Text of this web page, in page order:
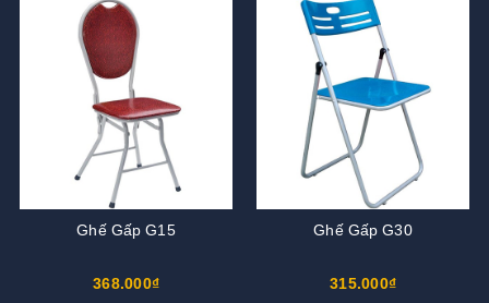
Ghế Gấp G15
368.000₫
Ghế Gấp G30
315.000₫